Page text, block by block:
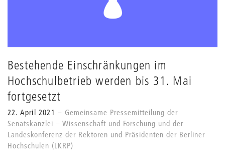
Bestehende Einschränkungen im
Hochschulbetrieb werden bis 31. Mai
fortgesetzt
22. April 2021
Gemeinsame Pressemitteilung der
Senatskanzlei – Wissenschaft und Forschung und der
Landeskonferenz der Rektoren und Präsidenten der Berliner
Hochschulen (LKRP)